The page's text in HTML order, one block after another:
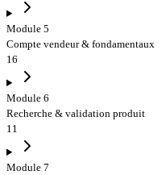
Module 5
Compte vendeur & fondamentaux
16
Module 6
Recherche & validation produit
11
Module 7